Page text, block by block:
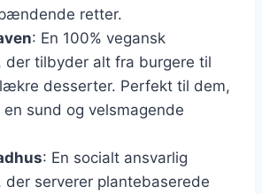
retter.
: En 100% vegansk
der tilbyder alt fra burgere til
desserter. Perfekt til dem,
en sund og velsmagende
: En socialt ansvarlig
der serverer plantebaserede